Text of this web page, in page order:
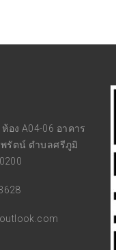
อง A04-06 อาคาร
รัตน์ ตำบลศรีภูมิ